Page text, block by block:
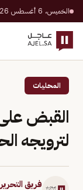
الخميس، 6 أغسطس 2026 · 23 صفر 1448 هـ
المحليات
القبض
لترويجه
فريق التحرير